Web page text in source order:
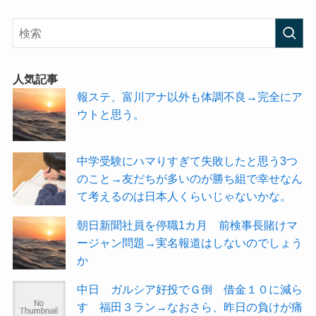
人気記事
報ステ、富川アナ以外も体調不良→完全にア
ウトと思う。
中学受験にハマりすぎて失敗したと思う3つ
のこと→友だちが多いのが勝ち組で幸せなん
て考えるのは日本人くらいじゃないかな。
朝日新聞社員を停職1カ月 前検事長賭けマ
ージャン問題→実名報道はしないのでしょう
か
中日 ガルシア好投でＧ倒 借金１０に減ら
す 福田３ラン→なおさら、昨日の負けが痛